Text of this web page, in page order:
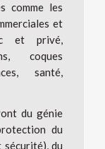
comme les
et
et privé,
coques
santé,
du génie
du
du